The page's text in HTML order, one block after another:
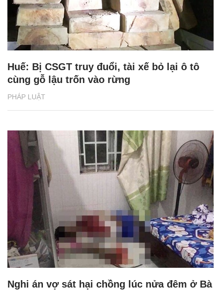
PHÁP LUẬT
Huế: Bị CSGT truy đuổi, tài xế bỏ lại ô tô
cùng gỗ lậu trốn vào rừng
Nghi án vợ sát hại chồng lúc nửa đêm ở Bà